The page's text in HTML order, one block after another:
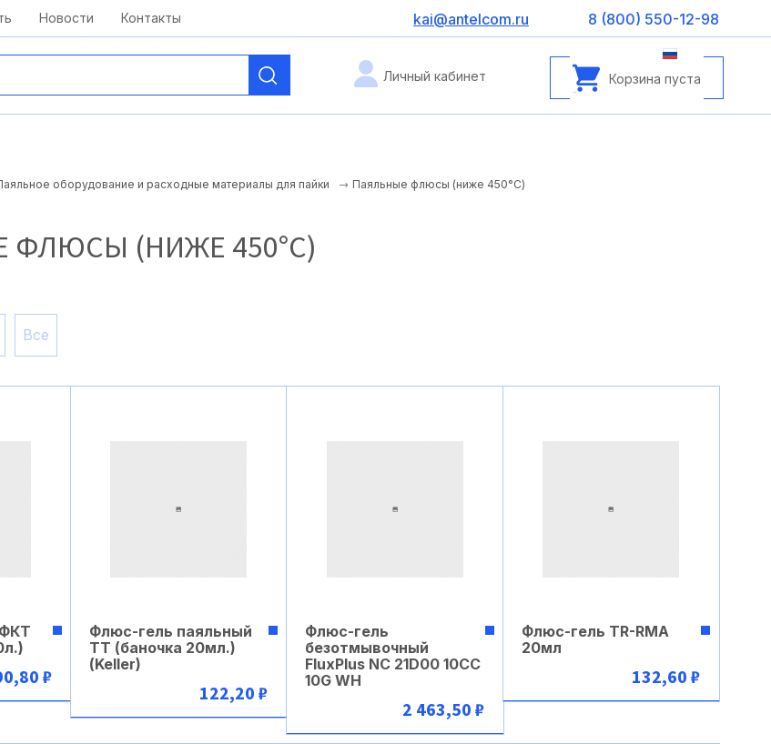
c 08:00 до 20:00
Новости Контакты 8 (800) 550-12-98
kai@antelcom.ru
Корзина пуста
Личный кабинет
оборудование и расходные материалы для пайки Паяльные флюсы (ниже 450°С)
ФЛЮСЫ (НИЖЕ 450°С)
Все
₽
Флюс-гель паяльный
ТТ (баночка 20мл.)
(Keller)
122,20 ₽
Флюс-гель
безотмывочный
FluxPlus NC 21D00 10CC
10G WH
2 463,50 ₽
Флюс-гель TR-RMА
20мл
132,60 ₽